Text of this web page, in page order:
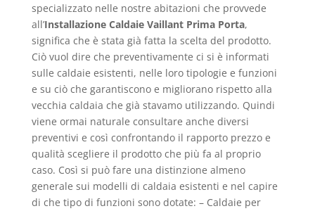
specializzato nelle nostre abitazioni che provvede
all’Installazione Caldaie Vaillant Prima Porta,
significa che è stata già fatta la scelta del prodotto.
Ciò vuol dire che preventivamente ci si è informati
sulle caldaie esistenti, nelle loro tipologie e funzioni
e su ciò che garantiscono e migliorano rispetto alla
vecchia caldaia che già stavamo utilizzando. Quindi
viene ormai naturale consultare anche diversi
preventivi e così confrontando il rapporto prezzo e
qualità scegliere il prodotto che più fa al proprio
caso. Così si può fare una distinzione almeno
generale sui modelli di caldaia esistenti e nel capire
di che tipo di funzioni sono dotate: – Caldaie per